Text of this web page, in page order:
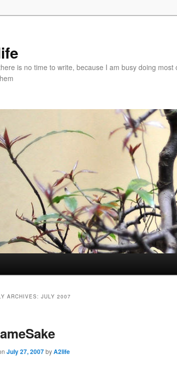
is no time to write, because I am busy doing
ARCHIVES: JULY 2007
July 27, 2007byA2life